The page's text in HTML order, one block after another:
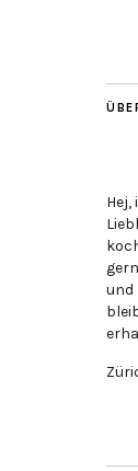
Hej,
und